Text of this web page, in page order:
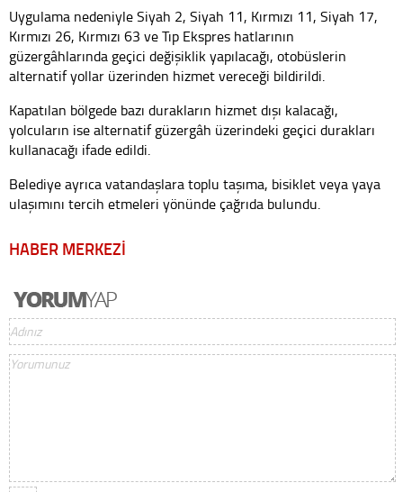
Uygulama nedeniyle Siyah 2, Siyah 11, Kırmızı 11, Siyah 17,
Kırmızı 26, Kırmızı 63 ve Tıp Ekspres hatlarının
güzergâhlarında geçici değişiklik yapılacağı, otobüslerin
alternatif yollar üzerinden hizmet vereceği bildirildi.
Kapatılan bölgede bazı durakların hizmet dışı kalacağı,
yolcuların ise alternatif güzergâh üzerindeki geçici durakları
kullanacağı ifade edildi.
Belediye ayrıca vatandaşlara toplu taşıma, bisiklet veya yaya
ulaşımını tercih etmeleri yönünde çağrıda bulundu.
HABER MERKEZİ